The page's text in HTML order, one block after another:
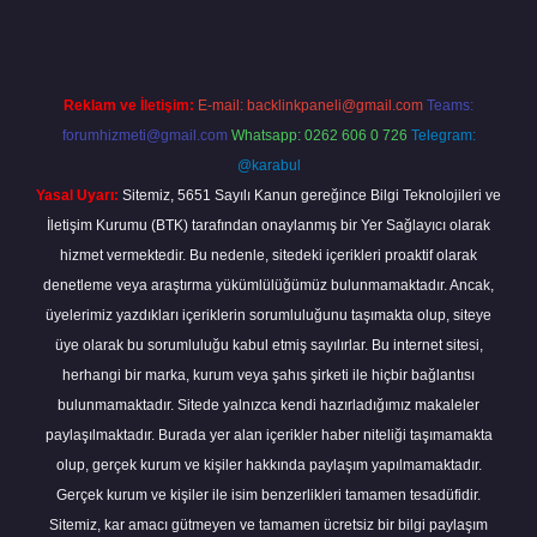
Reklam ve İletişim: E-mail: backlinkpaneli@gmail.com Teams:
forumhizmeti@gmail.com Whatsapp: 0262 606 0 726 Telegram:
@karabul
Yasal Uyarı: Sitemiz, 5651 Sayılı Kanun gereğince Bilgi Teknolojileri ve
İletişim Kurumu (BTK) tarafından onaylanmış bir Yer Sağlayıcı olarak
hizmet vermektedir. Bu nedenle, sitedeki içerikleri proaktif olarak
denetleme veya araştırma yükümlülüğümüz bulunmamaktadır. Ancak,
üyelerimiz yazdıkları içeriklerin sorumluluğunu taşımakta olup, siteye
üye olarak bu sorumluluğu kabul etmiş sayılırlar. Bu internet sitesi,
herhangi bir marka, kurum veya şahıs şirketi ile hiçbir bağlantısı
bulunmamaktadır. Sitede yalnızca kendi hazırladığımız makaleler
paylaşılmaktadır. Burada yer alan içerikler haber niteliği taşımamakta
olup, gerçek kurum ve kişiler hakkında paylaşım yapılmamaktadır.
Gerçek kurum ve kişiler ile isim benzerlikleri tamamen tesadüfidir.
Sitemiz, kar amacı gütmeyen ve tamamen ücretsiz bir bilgi paylaşım